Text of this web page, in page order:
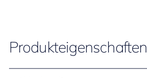
Produkteigenschaften